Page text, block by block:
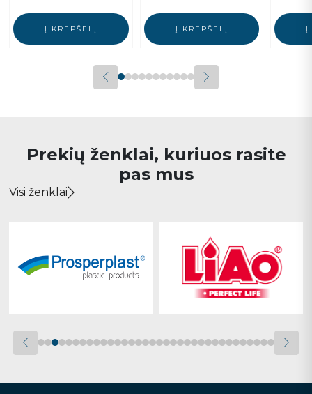
Į KREPŠELĮ Į KREPŠELĮ Į
Prekių ženklai, kuriuos rasite
pas mus
Visi ženklai